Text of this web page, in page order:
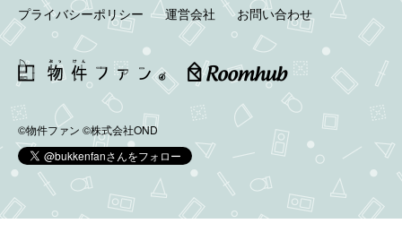
プライバシーポリシー
運営会社 お問い合わせ
©物件ファン ©株式会社OND